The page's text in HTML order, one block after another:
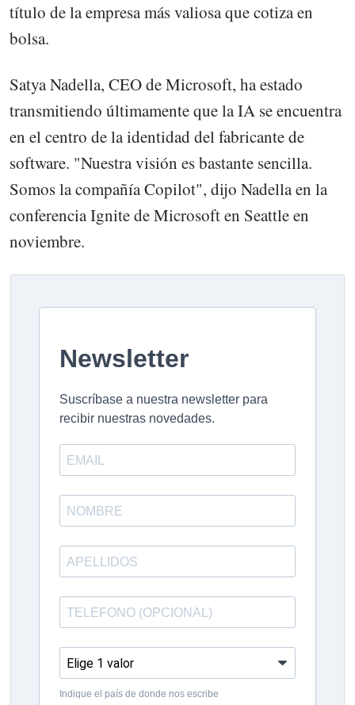
título de la empresa más valiosa que cotiza en
bolsa.
Satya Nadella, CEO de Microsoft, ha estado
transmitiendo últimamente que la IA se encuentra
en el centro de la identidad del fabricante de
software. "Nuestra visión es bastante sencilla.
Somos la compañía Copilot", dijo Nadella en la
conferencia Ignite de Microsoft en Seattle en
noviembre.